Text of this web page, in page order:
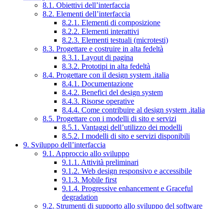
8.1. Obiettivi dell’interfaccia
8.2. Elementi dell’interfaccia
8.2.1. Elementi di composizione
8.2.2. Elementi interattivi
8.2.3. Elementi testuali (microtesti)
8.3. Progettare e costruire in alta fedeltà
8.3.1. Layout di pagina
8.3.2. Prototipi in alta fedeltà
8.4. Progettare con il design system .italia
8.4.1. Documentazione
8.4.2. Benefici del design system
8.4.3. Risorse operative
8.4.4. Come contribuire al design system .italia
8.5. Progettare con i modelli di sito e servizi
8.5.1. Vantaggi dell’utilizzo dei modelli
8.5.2. I modelli di sito e servizi disponibili
9. Sviluppo dell’interfaccia
9.1. Approccio allo sviluppo
9.1.1. Attività preliminari
9.1.2. Web design responsivo e accessibile
9.1.3. Mobile first
9.1.4. Progressive enhancement e Graceful
degradation
9.2. Strumenti di supporto allo sviluppo del software